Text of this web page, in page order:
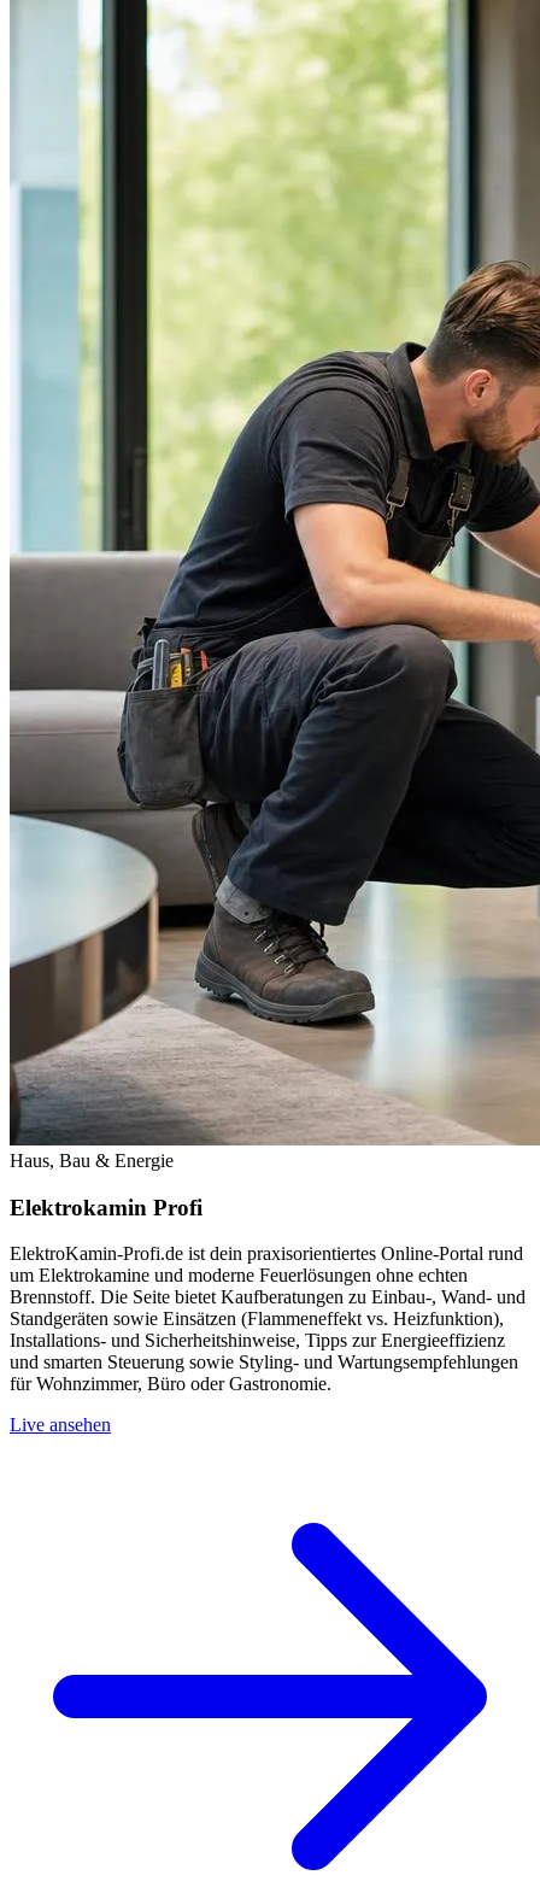
Haus, Bau & Energie
Elektrokamin Profi
ElektroKamin-Profi.de ist dein praxisorientiertes Online-Portal rund
um Elektrokamine und moderne Feuerlösungen ohne echten
Brennstoff. Die Seite bietet Kaufberatungen zu Einbau-, Wand- und
Standgeräten sowie Einsätzen (Flammeneffekt vs. Heizfunktion),
Installations- und Sicherheitshinweise, Tipps zur Energieeffizienz
und smarten Steuerung sowie Styling- und Wartungsempfehlungen
für Wohnzimmer, Büro oder Gastronomie.
Live ansehen